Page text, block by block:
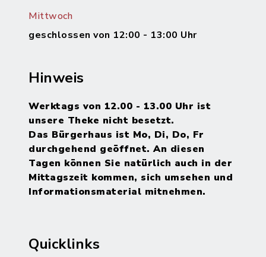
Mittwoch
geschlossen von 12:00 - 13:00 Uhr
Hinweis
Werktags von 12.00 - 13.00 Uhr ist
unsere Theke nicht besetzt.
Das Bürgerhaus ist Mo, Di, Do, Fr
durchgehend geöffnet. An diesen
Tagen können Sie natürlich auch in der
Mittagszeit kommen, sich umsehen und
Informationsmaterial mitnehmen.
Quicklinks